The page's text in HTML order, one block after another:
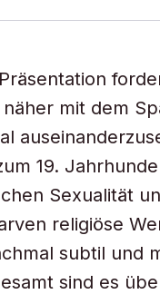
näher mit dem
19.
Sexualität
religiöse
subtil und
sind es